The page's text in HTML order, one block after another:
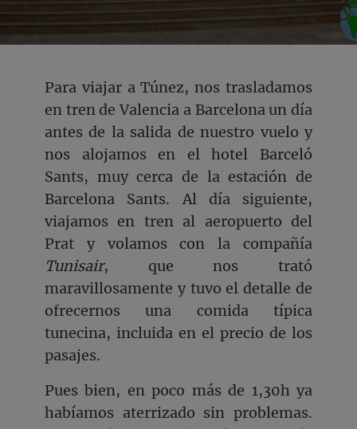
Para viajar a Túnez, nos trasladamos
en tren de Valencia a Barcelona un día
antes de la salida de nuestro vuelo y
nos alojamos en el hotel Barceló
Sants, muy cerca de la estación de
Barcelona Sants. Al día siguiente,
viajamos en tren al aeropuerto del
Prat y volamos con la compañía
Tunisair, que nos trató
maravillosamente y tuvo el detalle de
ofrecernos una comida típica
tunecina, incluida en el precio de los
pasajes.
Pues bien, en poco más de 1,30h ya
habíamos aterrizado sin problemas.